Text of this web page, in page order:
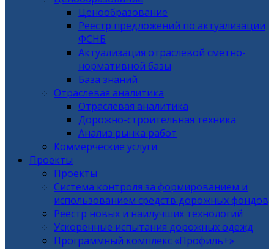
Ценообразование
Реестр предложений по актуализации
ФСНБ
Актуализация отраслевой сметно-
нормативной базы
База знаний
Отраслевая аналитика
Отраслевая аналитика
Дорожно-строительная техника
Анализ рынка работ
Коммерческие услуги
Проекты
Проекты
Система контроля за формированием и
использованием средств дорожных фондов
Реестр новых и наилучших технологий
Ускоренные испытания дорожных одежд
Программный комплекс «Профиль+»